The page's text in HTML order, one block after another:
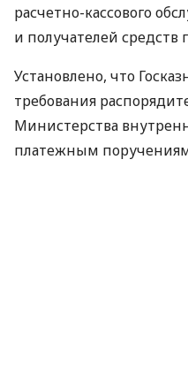
расчетно-кассового
и получателей средств
Установлено, что
требования
Министерства
платежным